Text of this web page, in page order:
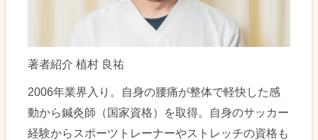
著者紹介 植村 良祐
2006年業界入り。自身の腰痛が整体で軽快した感
動から鍼灸師（国家資格）を取得。自身のサッカー
経験からスポーツトレーナーやストレッチの資格も